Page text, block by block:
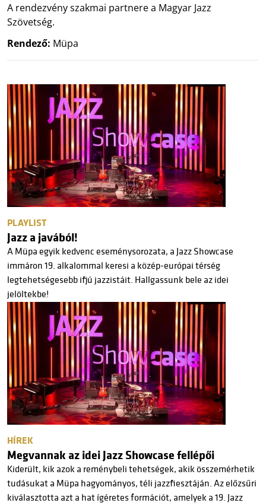
A rendezvény szakmai partnere a Magyar Jazz
Szövetség.
Rendező: Müpa
PLAYLIST
Jazz a javából!
A Müpa egyik kedvenc eseménysorozata, a Jazz Showcase
immáron 19. alkalommal keresi a közép-európai térség
legtehetségesebb ifjú jazzistáit. Hallgassunk bele az idei
jelöltekbe!
HÍREK
Megvannak az idei Jazz Showcase fellépői
Kiderült, kik azok a reménybeli tehetségek, akik összemérhetik
tudásukat a Müpa hagyományos, téli jazzfiesztáján. Az előzsűri
kiválasztotta azt a hat ígéretes formációt, amelyek a 19. Jazz